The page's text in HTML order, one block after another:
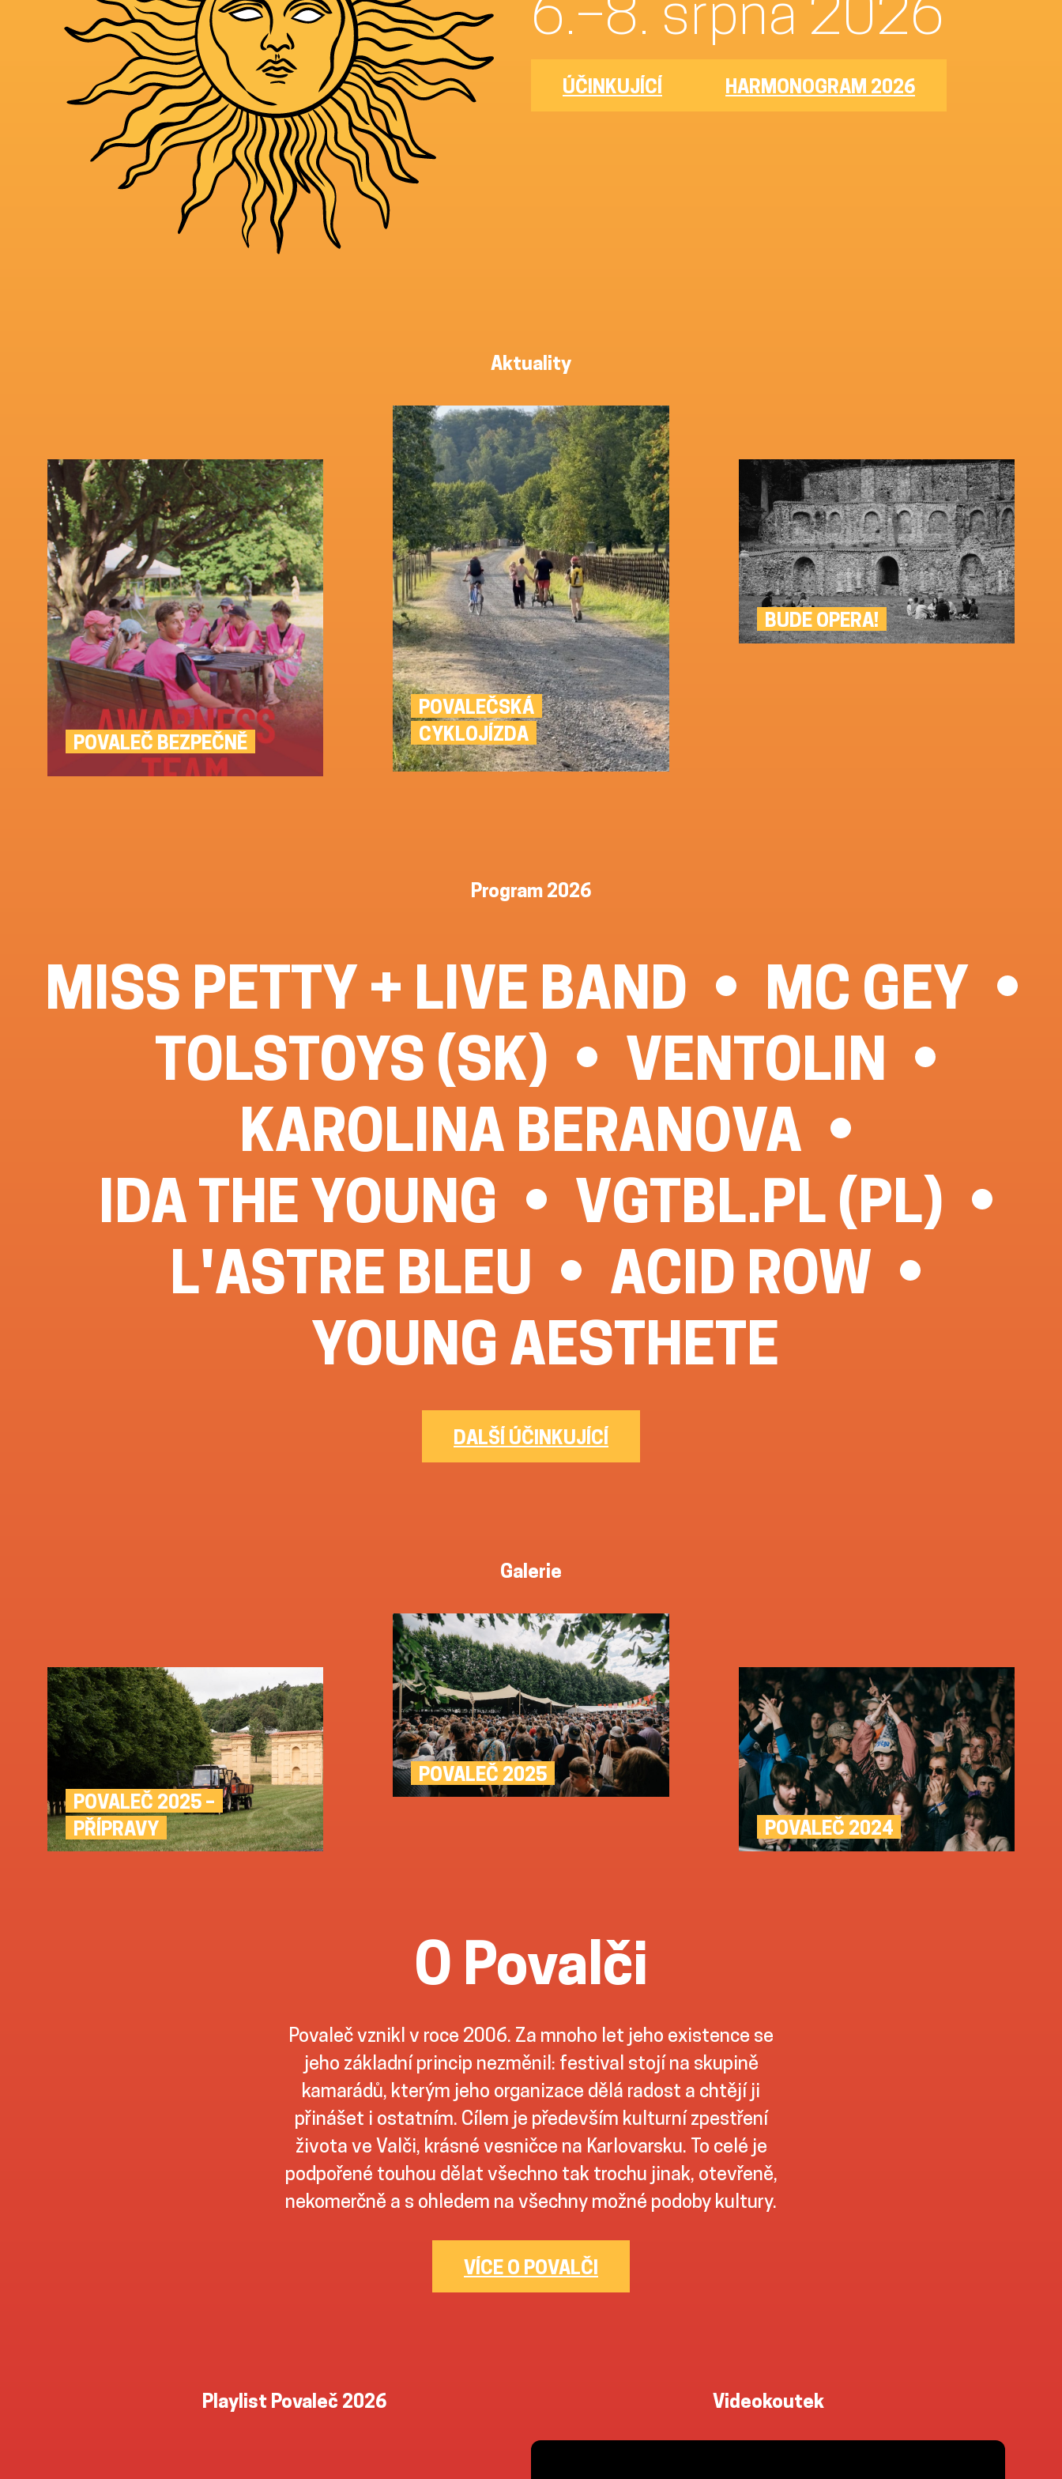
ÚČINKUJÍCÍ HARMONOGRAM 2026
Aktuality
POVALEČ BEZPEČNĚ
POVALEČSKÁ
CYKLOJÍZDA
BUDE OPERA!
Program 2026
MISS PETTY + LIVE BAND
MC GEY
TOLSTOYS (SK)
VENTOLIN
KAROLINA BERANOVA
IDA THE YOUNG
VGTBL.PL (PL)
L'ASTRE BLEU
ACID ROW
YOUNG AESTHETE
DALŠÍ ÚČINKUJÍCÍ
Galerie
POVALEČ 2025 –
PŘÍPRAVY
POVALEČ 2025
POVALEČ 2024
O Povalči
Povaleč vznikl v roce 2006. Za mnoho let jeho existence se
jeho základní princip nezměnil: festival stojí na skupině
kamarádů, kterým jeho organizace dělá radost a chtějí ji
přinášet i ostatním. Cílem je především kulturní zpestření
života ve Valči, krásné vesničce na Karlovarsku. To celé je
podpořené touhou dělat všechno tak trochu jinak, otevřeně,
nekomerčně a s ohledem na všechny možné podoby kultury.
VÍCE O POVALČI
Playlist Povaleč 2026 Videokoutek